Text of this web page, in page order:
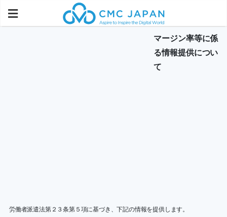
マージン率等に係
る情報提供につい
て
労働者派遣法第２３条第５項に基づき、下記の情報を提供します。